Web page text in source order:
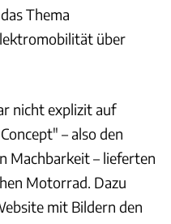
Thema
über
nicht explizit auf
– also den
Machbarkeit – lieferten
Motorrad. Dazu
mit Bildern den